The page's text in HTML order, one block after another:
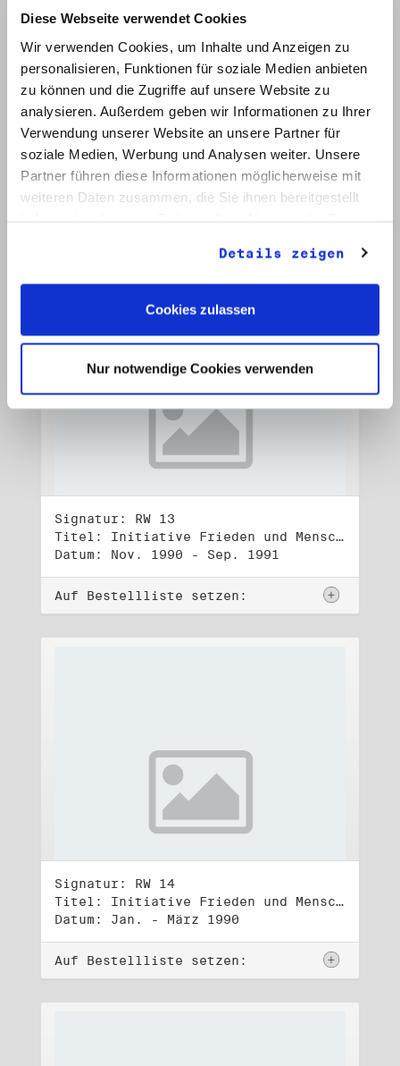
Diese Webseite verwendet Cookies
Wir verwenden Cookies, um Inhalte und Anzeigen zu
personalisieren, Funktionen für soziale Medien anbieten
zu können und die Zugriffe auf unsere Website zu
analysieren. Außerdem geben wir Informationen zu Ihrer
Verwendung unserer Website an unsere Partner für
soziale Medien, Werbung und Analysen weiter. Unsere
Partner führen diese Informationen möglicherweise mit
weiteren Daten zusammen, die Sie ihnen bereitgestellt
Details zeigen
Cookies zulassen
Nur notwendige Cookies verwenden
Signatur: RW 12
Titel: Initiative Frieden und Menschenrechte (2)
Datum: Mai - Nov. 1990
Signatur: RW 13
Titel: Initiative Frieden und Menschenrechte (3)
Datum: Nov. 1990 - Sep. 1991
Auf Bestellliste setzen:
Signatur: RW 14
Titel: Initiative Frieden und Menschenrechte, Volkskammerwahl 18.3.1990
Datum: Jan. - März 1990
Auf Bestellliste setzen: